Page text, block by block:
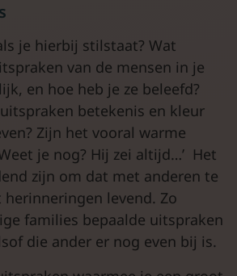
je hierbij stilstaat? Wat
van de mensen in je
en hoe heb je ze beleefd?
betekenis en kleur
Zijn het vooral warme
je nog? Hij zei altijd…’ Het
zijn om dat met anderen te
levend. Zo
families bepaalde uitspraken
die ander er nog even bij is.